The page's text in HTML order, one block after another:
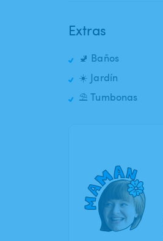
Extras
🚽 Baños
☀️ Jardín
⛱️ Tumbonas